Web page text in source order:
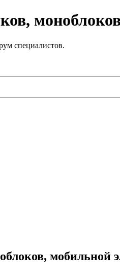
специалистов.